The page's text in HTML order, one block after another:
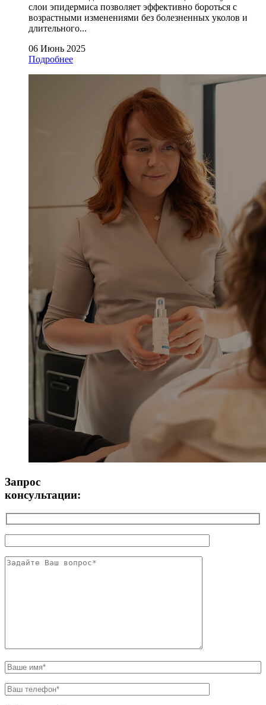
слои эпидермиса позволяет эффективно бороться с
возрастными изменениями без болезненных уколов и
длительного...
06 Июнь 2025
Подробнее
Запрос
консультации: